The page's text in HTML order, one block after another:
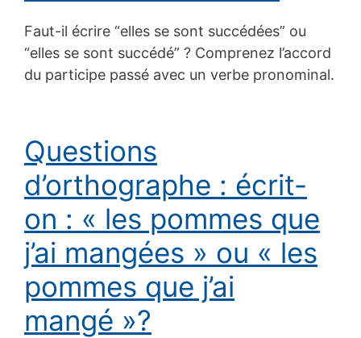
Faut-il écrire “elles se sont succédées” ou
“elles se sont succédé” ? Comprenez l’accord
du participe passé avec un verbe pronominal.
Questions
d’orthographe : écrit-
on : « les pommes que
j’ai mangées » ou « les
pommes que j’ai
mangé »?